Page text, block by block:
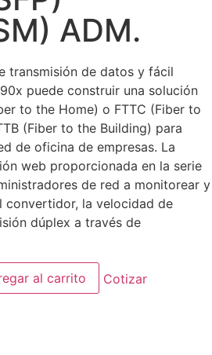
ADM.
transmisión de datos y fácil
puede construir una solución
to the Home) o FTTC (Fiber to
(Fiber to the Building) para
de oficina de empresas. La
web proporcionada en la serie
de red a monitorear y
convertidor, la velocidad de
dúplex a través de
al carrito Cotizar